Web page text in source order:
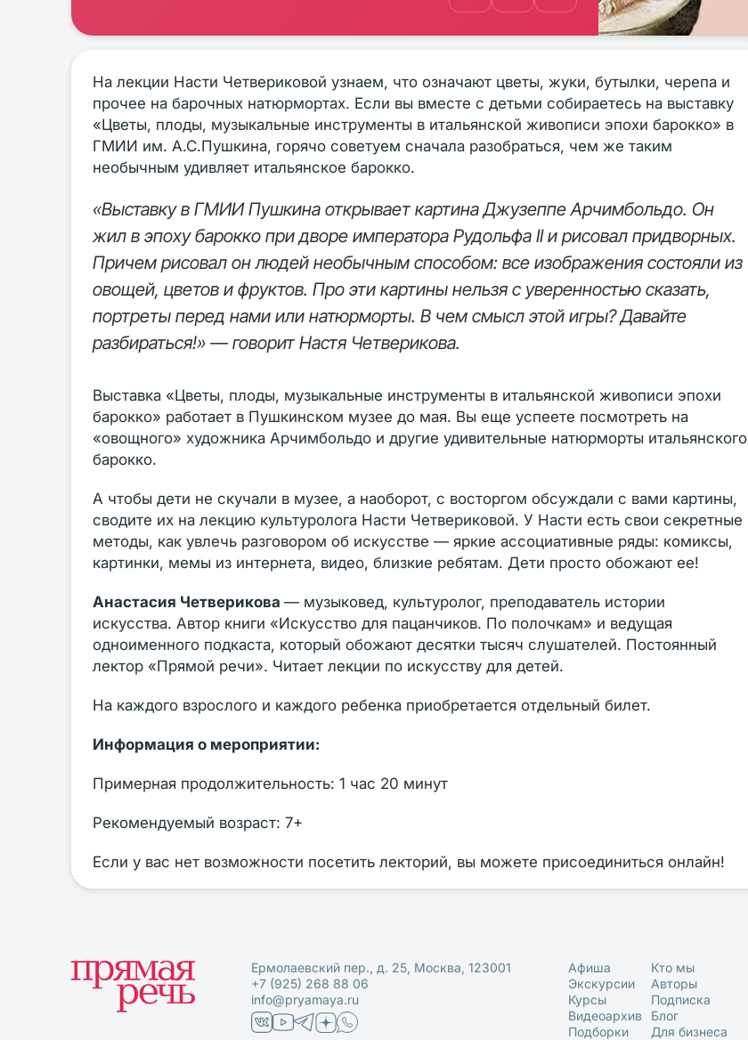
На лекции Насти Четвериковой узнаем, что означают цветы, жуки, бутылки, черепа и
прочее на барочных натюрмортах. Если вы вместе с детьми собираетесь на выставку
«Цветы, плоды, музыкальные инструменты в итальянской живописи эпохи барокко» в
ГМИИ им. А.С.Пушкина, горячо советуем сначала разобраться, чем же таким
необычным удивляет итальянское барокко.
«Выставку в ГМИИ Пушкина открывает картина Джузеппе Арчимбольдо. Он
жил в эпоху барокко при дворе императора Рудольфа II и рисовал придворных.
Причем рисовал он людей необычным способом: все изображения состояли из
овощей, цветов и фруктов. Про эти картины нельзя с уверенностью сказать,
портреты перед нами или натюрморты. В чем смысл этой игры? Давайте
разбираться!» — говорит Настя Четверикова.
Выставка «Цветы, плоды, музыкальные инструменты в итальянской живописи эпохи
барокко» работает в Пушкинском музее до мая. Вы еще успеете посмотреть на
«овощного» художника Арчимбольдо и другие удивительные натюрморты итальянского
барокко.
А чтобы дети не скучали в музее, а наоборот, с восторгом обсуждали с вами картины,
сводите их на лекцию культуролога Насти Четвериковой. У Насти есть свои секретные
методы, как увлечь разговором об искусстве — яркие ассоциативные ряды: комиксы,
картинки, мемы из интернета, видео, близкие ребятам. Дети просто обожают ее!
Анастасия Четверикова — музыковед, культуролог, преподаватель истории
искусства. Автор книги «Искусство для пацанчиков. По полочкам» и ведущая
одноименного подкаста, который обожают десятки тысяч слушателей. Постоянный
лектор «Прямой речи». Читает лекции по искусству для детей.
На каждого взрослого и каждого ребенка приобретается отдельный билет.
Информация о мероприятии:
Примерная продолжительность: 1 час 20 минут
Рекомендуемый возраст: 7+
Если у вас нет возможности посетить лекторий, вы можете присоединиться онлайн!
Ермолаевский пер., д. 25, Москва, 123001
+7 (925) 268 88 06
info@pryamaya.ru
Афиша
Экскурсии
Курсы
Видеоархив
Подборки
Кто мы
Авторы
Подписка
Блог
Для бизнеса